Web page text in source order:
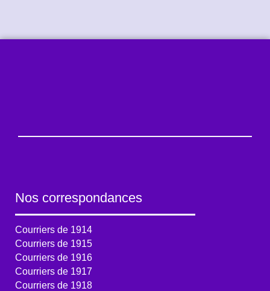
Nos correspondances
Courriers de 1914
Courriers de 1915
Courriers de 1916
Courriers de 1917
Courriers de 1918